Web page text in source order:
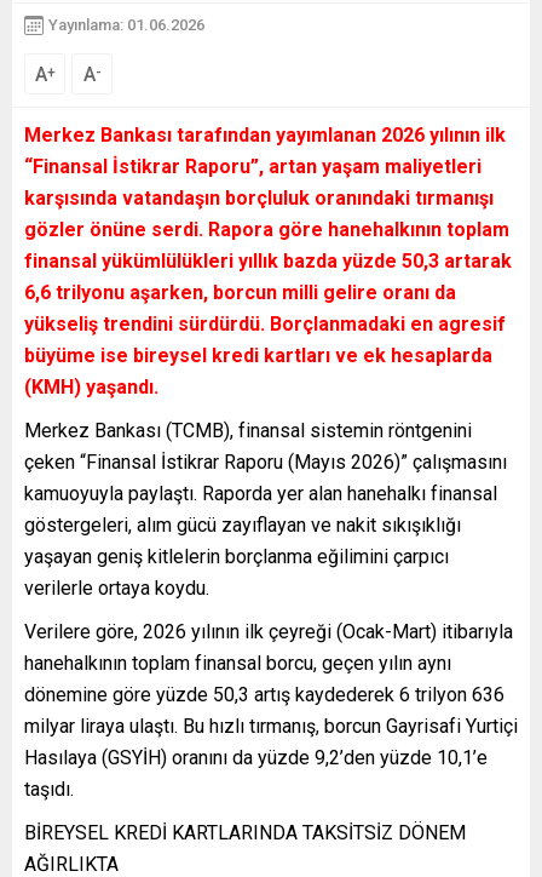
Yayınlama: 01.06.2026
A+ A-
Merkez Bankası tarafından yayımlanan 2026 yılının ilk
“Finansal İstikrar Raporu”, artan yaşam maliyetleri
karşısında vatandaşın borçluluk oranındaki tırmanışı
gözler önüne serdi. Rapora göre hanehalkının toplam
finansal yükümlülükleri yıllık bazda yüzde 50,3 artarak
6,6 trilyonu aşarken, borcun milli gelire oranı da
yükseliş trendini sürdürdü. Borçlanmadaki en agresif
büyüme ise bireysel kredi kartları ve ek hesaplarda
(KMH) yaşandı.
Merkez Bankası (TCMB), finansal sistemin röntgenini
çeken “Finansal İstikrar Raporu (Mayıs 2026)” çalışmasını
kamuoyuyla paylaştı. Raporda yer alan hanehalkı finansal
göstergeleri, alım gücü zayıflayan ve nakit sıkışıklığı
yaşayan geniş kitlelerin borçlanma eğilimini çarpıcı
verilerle ortaya koydu.
Verilere göre, 2026 yılının ilk çeyreği (Ocak-Mart) itibarıyla
hanehalkının toplam finansal borcu, geçen yılın aynı
dönemine göre yüzde 50,3 artış kaydederek 6 trilyon 636
milyar liraya ulaştı. Bu hızlı tırmanış, borcun Gayrisafi Yurtiçi
Hasılaya (GSYİH) oranını da yüzde 9,2’den yüzde 10,1’e
taşıdı.
BİREYSEL KREDİ KARTLARINDA TAKSİTSİZ DÖNEM
AĞIRLIKTA